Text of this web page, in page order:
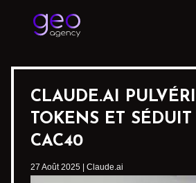
CLAUDE.AI
TOKENS ET SÉDUIT
CAC40
27 Août 2025 Claude.ai